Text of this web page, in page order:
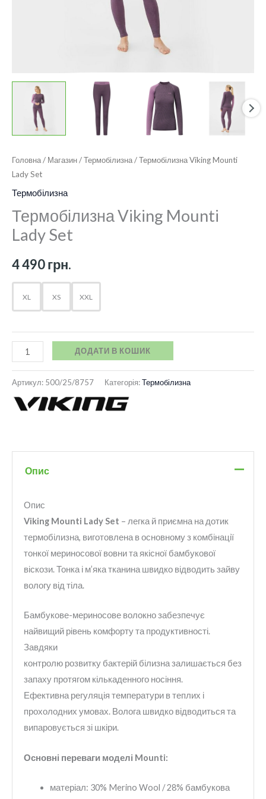
Головна/ Магазин/Термобілизна/ Термобілизна Viking Mounti
Lady Set
Термобілизна
Термобілизна Viking Mounti
Lady Set
4 490грн.
XL XS XXL
ДОДАТИ В КОШИК
Артикул: 500/25/8757 Категорія:Термобілизна
Опис
Опис
Viking Mounti Lady Set – легка й приємна на дотик
термобілизна, виготовлена в основному з комбінації
тонкої мериносової вовни та якісної бамбукової
віскози. Тонка і м’яка тканина швидко відводить зайву
вологу від тіла.
Бамбукове-мериносове волокно забезпечує
найвищий рівень комфорту та продуктивності.
Завдяки
контролю розвитку бактерій білизна залишається без
запаху протягом кількаденного носіння.
Ефективна регуляція температури в теплих і
прохолодних умовах. Волога швидко відводиться та
випаровується зі шкіри.
Основні переваги моделі Mounti:
матеріал: 30% Merino Wool / 28% бамбукова